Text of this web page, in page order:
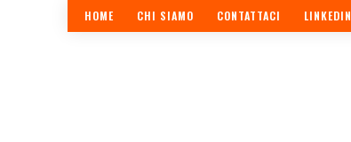
HOME CHI SIAMO CONTATTACI LINKEDIN